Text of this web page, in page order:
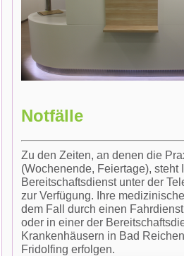
Notfälle
Zu den Zeiten, an denen die
(Wochenende, Feiertage), steht
Bereitschaftsdienst unter der
zur Verfügung. Ihre
dem Fall durch einen
oder in einer der
Krankenhäusern in Bad
Fridolfing erfolgen.